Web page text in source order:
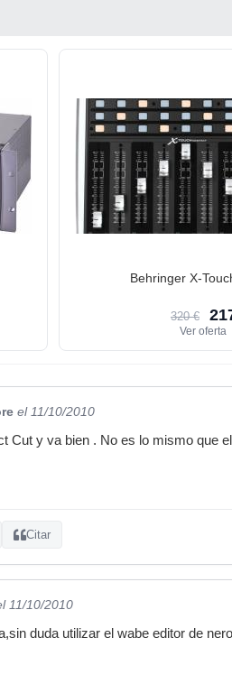
Behringer X-
320 €
Ver oferta
el 11/10/2010
Cut y va bien . No es lo mismo que
Citar
11/10/2010
duda utilizar el wabe editor de